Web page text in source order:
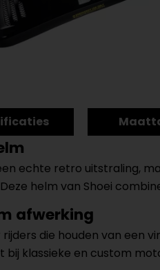
echte retro uitstraling,
helm van Shoei
afwerking
die houden van
klassieke en custom